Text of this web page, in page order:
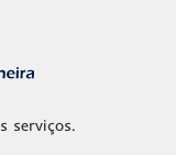
serviços.